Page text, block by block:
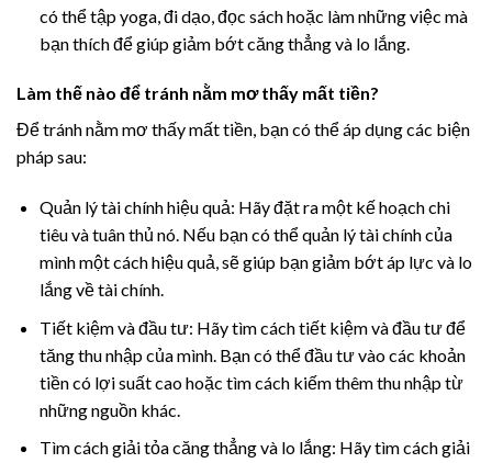
có thể tập yoga, đi dạo, đọc sách hoặc làm những việc mà
bạn thích để giúp giảm bớt căng thẳng và lo lắng.
Làm thế nào để tránh nằm mơ thấy mất tiền?
Để tránh nằm mơ thấy mất tiền, bạn có thể áp dụng các biện
pháp sau:
Quản lý tài chính hiệu quả: Hãy đặt ra một kế hoạch chi
tiêu và tuân thủ nó. Nếu bạn có thể quản lý tài chính của
mình một cách hiệu quả, sẽ giúp bạn giảm bớt áp lực và lo
lắng về tài chính.
Tiết kiệm và đầu tư: Hãy tìm cách tiết kiệm và đầu tư để
tăng thu nhập của mình. Bạn có thể đầu tư vào các khoản
tiền có lợi suất cao hoặc tìm cách kiếm thêm thu nhập từ
những nguồn khác.
Tìm cách giải tỏa căng thẳng và lo lắng: Hãy tìm cách giải